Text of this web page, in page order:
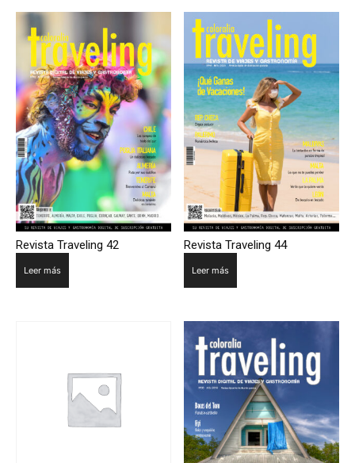
Revista Traveling 42
Leer más
Revista Traveling 44
Leer más